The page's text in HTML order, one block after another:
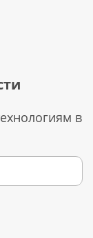
в